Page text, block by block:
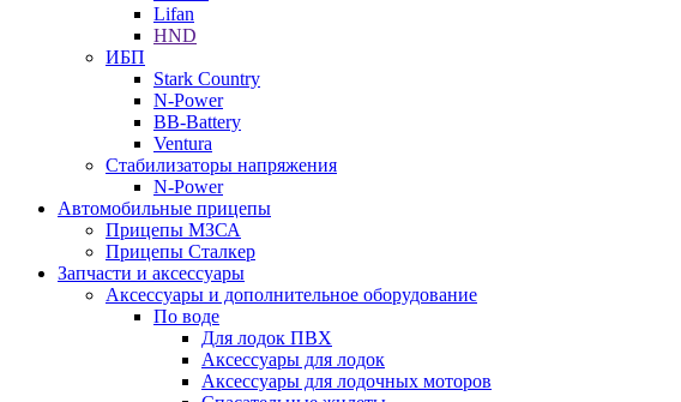
Lifan
HND
ИБП
Stark Country
N-Power
BB-Battery
Ventura
Стабилизаторы напряжения
N-Power
Автомобильные прицепы
Прицепы МЗСА
Прицепы Сталкер
Запчасти и аксессуары
Аксессуары и дополнительное оборудование
По воде
Для лодок ПВХ
Аксессуары для лодок
Аксессуары для лодочных моторов